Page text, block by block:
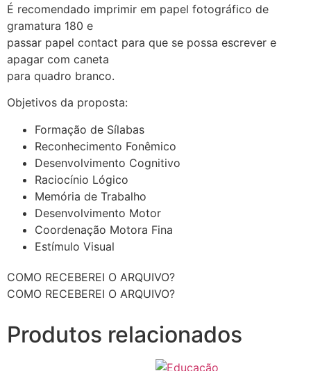
É recomendado imprimir em papel fotográfico de
gramatura 180 e
passar papel contact para que se possa escrever e
apagar com caneta
para quadro branco.
Objetivos da proposta:
Formação de Sílabas
Reconhecimento Fonêmico
Desenvolvimento Cognitivo
Raciocínio Lógico
Memória de Trabalho
Desenvolvimento Motor
Coordenação Motora Fina
Estímulo Visual
COMO RECEBEREI O ARQUIVO?
COMO RECEBEREI O ARQUIVO?
Produtos relacionados